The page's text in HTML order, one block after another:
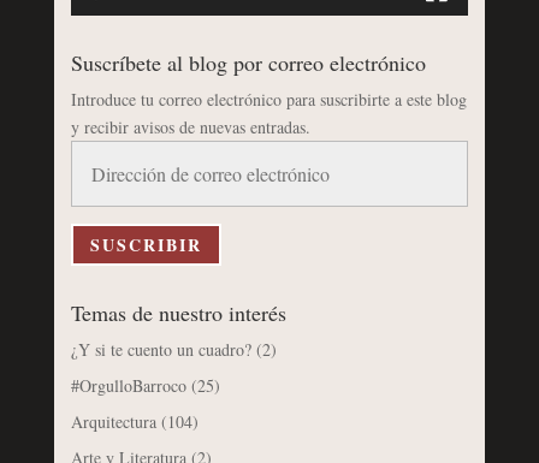
Suscríbete al blog por correo electrónico
Introduce tu correo electrónico para suscribirte a este blog
y recibir avisos de nuevas entradas.
correo
electrónico
SUSCRIBIR
Temas de nuestro interés
¿Y si te cuento un cuadro?(2)
#OrgulloBarroco(25)
Arquitectura(104)
Arte y Literatura(2)